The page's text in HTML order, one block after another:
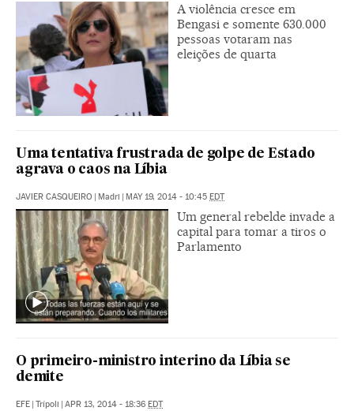
A violência cresce em
Bengasi e somente 630.000
pessoas votaram nas
eleições de quarta
Uma tentativa frustrada de golpe de Estado
agrava o caos na Líbia
JAVIER CASQUEIRO | Madri | MAY 19, 2014 - 10:45 EDT
Um general rebelde invade a
capital para tomar a tiros o
Parlamento
O primeiro-ministro interino da Líbia se
demite
EFE | Trípoli | APR 13, 2014 - 18:36 EDT